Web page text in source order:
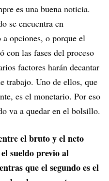
es una buena noticia.
se encuentra en
opciones, o porque el
con las fases del proceso
factores harán decantar
trabajo. Uno de ellos, que
es el monetario. Por eso
va a quedar en el bolsillo.
el bruto y el neto
sueldo previo al
que el segundo es el